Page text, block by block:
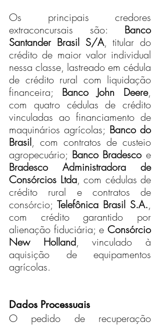
Os principais credores
extraconcursais são: Banco
Santander Brasil S/A, titular do
crédito de maior valor individual
nessa classe, lastreado em cédula
de crédito rural com liquidação
financeira; Banco John Deere,
com quatro cédulas de crédito
vinculadas ao financiamento de
maquinários agrícolas; Banco do
Brasil, com contratos de custeio
agropecuário; Banco Bradesco
Bradesco Administradora de
Consórcios Ltda, com cédulas de
crédito rural e contratos de
consórcio; Telefônica Brasil S.A.,
com crédito garantido por
alienação fiduciária; e Consórcio
New Holland, vinculado à
aquisição de equipamentos
agrícolas.
Dados Processuais
O pedido de recuperação